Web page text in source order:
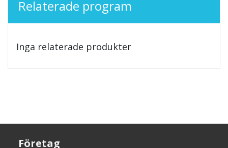
Relaterade program
Inga relaterade produkter
Företag